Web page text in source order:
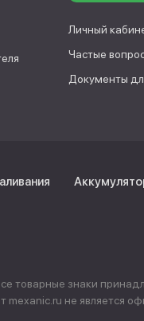
Личный
Частые
Документы
товарные знаки
mexanic.ru не